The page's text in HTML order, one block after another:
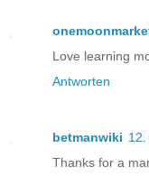
Love learning
Antworten
betmanwiki
Thanks for a